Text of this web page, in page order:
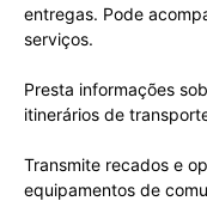
entregas. Pode
serviços.
Presta informações
itinerários de
Transmite recados e
equipamentos de